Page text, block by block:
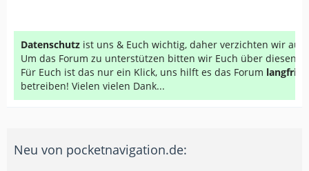
Datenschutz ist uns & Euch wichtig, daher verzichten wir auf
Um das Forum zu unterstützen bitten wir Euch über diesen
Für Euch ist das nur ein Klick, uns hilft es das Forum
betreiben! Vielen vielen Dank...
Neu von pocketnavigation.de: